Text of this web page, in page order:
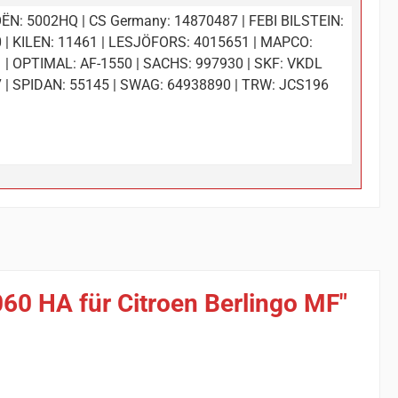
5002HQ | CS Germany: 14870487 | FEBI BILSTEIN:
KILEN: 11461 | LESJÖFORS: 4015651 | MAPCO:
| OPTIMAL: AF-1550 | SACHS: 997930 | SKF: VKDL
| SPIDAN: 55145 | SWAG: 64938890 | TRW: JCS196
HA für Citroen Berlingo MF"